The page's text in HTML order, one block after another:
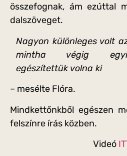
összefognak, ám ezúttal
dalszöveget.
Nagyon különleges volt
mintha végig
egészítettük volna ki
– mesélte Flóra.
Mindkettőnkből egészen
felszínre írás közben.
Videó